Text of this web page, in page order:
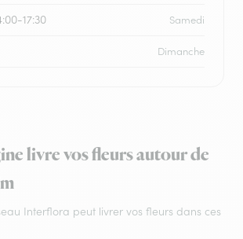
17:30 Samedi
Dimanche
livre vos fleurs autour de
Interflora peut livrer vos fleurs dans ces